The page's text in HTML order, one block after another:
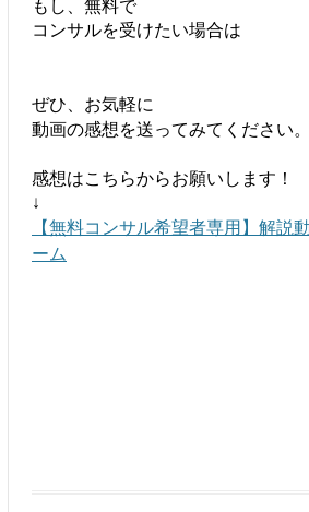
もし、無料で
コンサルを受けたい場合は
ぜひ、お気軽に
動画の感想を送ってみてください。
感想はこちらからお願いします！
↓
【無料コンサル希望者専用】解説
ーム